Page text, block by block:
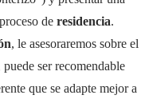
de residencia.
, le asesoraremos sobre el
ser recomendable
que se adapte mejor a